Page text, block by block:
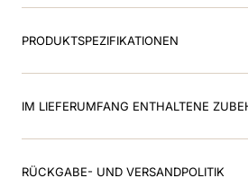
PRODUKTSPEZIFIKATIONEN
IM LIEFERUMFANG ENTHALTENE
RÜCKGABE- UND VERSANDPOLITIK